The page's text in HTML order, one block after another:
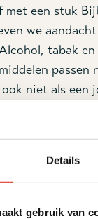
Details
gebruik van
met een stuk
we
tabak en
passen
niet als een
dit heeft te